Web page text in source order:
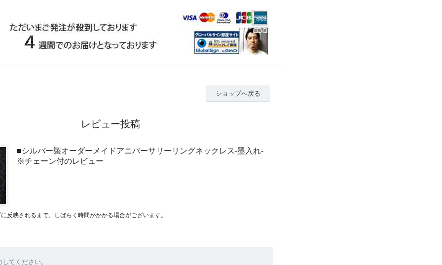
ショップへ戻る
レビュー投稿
■シルバー製オーダーメイドアニバーサリーリングネックレス-墨入れ-
※チェーン付のレビュー
反映されるまで、しばらく時間がかかる場合がございます。
てください。